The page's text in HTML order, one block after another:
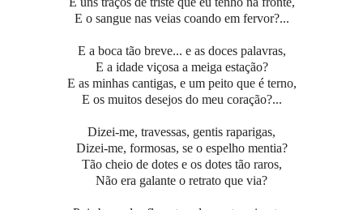
E o sangue nas veias coando em fervor?...
E a boca tão breve... e as doces palavras,
E a idade viçosa a meiga estação?
E as minhas cantigas, e um peito que é terno,
E os muitos desejos do meu coração?...
Dizei-me, travessas, gentis raparigas,
Dizei-me, formosas, se o espelho mentia?
Tão cheio de dotes e os dotes tão raros,
Não era galante o retrato que via?